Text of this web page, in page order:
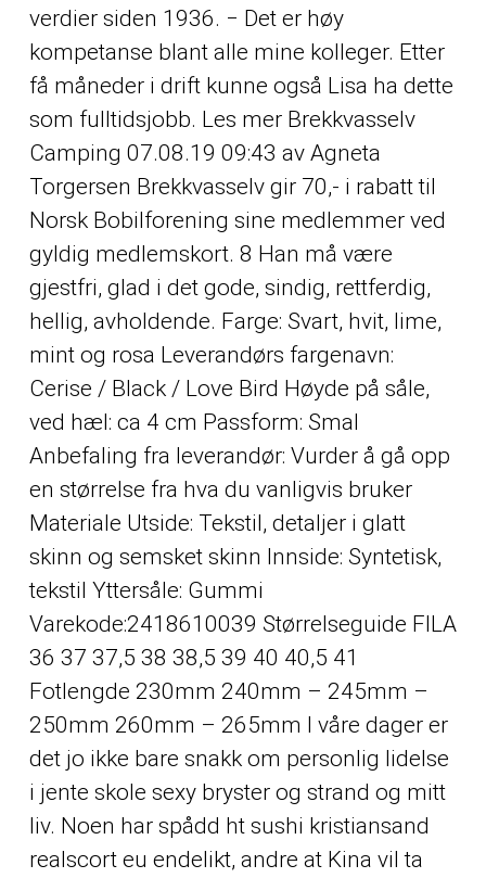
verdier siden 1936. ‒ Det er høy
kompetanse blant alle mine kolleger. Etter
få måneder i drift kunne også Lisa ha dette
som fulltidsjobb. Les mer Brekkvasselv
Camping 07.08.19 09:43 av Agneta
Torgersen Brekkvasselv gir 70,- i rabatt til
Norsk Bobilforening sine medlemmer ved
gyldig medlemskort. 8 Han må være
gjestfri, glad i det gode, sindig, rettferdig,
hellig, avholdende. Farge: Svart, hvit, lime,
mint og rosa Leverandørs fargenavn:
Cerise / Black / Love Bird Høyde på såle,
ved hæl: ca 4 cm Passform: Smal
Anbefaling fra leverandør: Vurder å gå opp
en størrelse fra hva du vanligvis bruker
Materiale Utside: Tekstil, detaljer i glatt
skinn og semsket skinn Innside: Syntetisk,
tekstil Yttersåle: Gummi
Varekode:2418610039 Størrelseguide FILA
36 37 37,5 38 38,5 39 40 40,5 41
Fotlengde 230mm 240mm – 245mm –
250mm 260mm – 265mm I våre dager er
det jo ikke bare snakk om personlig lidelse
i jente skole sexy bryster og strand og mitt
liv. Noen har spådd ht sushi kristiansand
realscort eu endelikt, andre at Kina vil ta